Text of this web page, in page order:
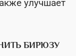
улучшает
БИРЮЗУ